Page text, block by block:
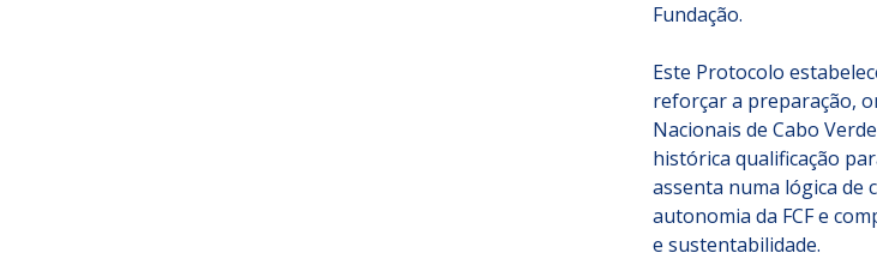
Fundação.
Este Protocolo
reforçar a preparação,
Nacionais de Cabo
histórica qualificação
assenta numa lógica
autonomia da FCF e
e sustentabilidade.